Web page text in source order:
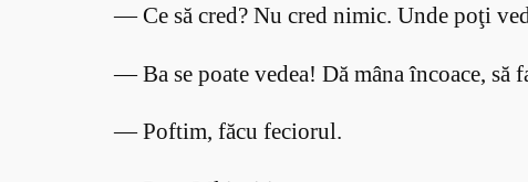
— Ce să cred? Nu cred nimic. Unde poţi
— Ba se poate vedea! Dă mâna încoace, să
— Poftim, făcu feciorul.